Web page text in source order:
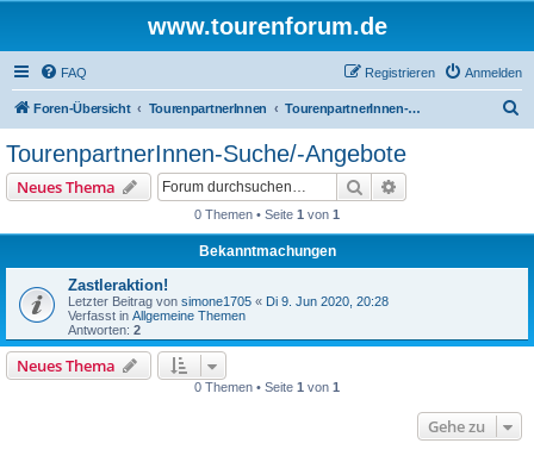
www.tourenforum.de
FAQ Anmelden
Registrieren
Foren-Übersicht TourenpartnerInnen TourenpartnerInnen-Suche/-Angebote
TourenpartnerInnen-Suche/-Angebote
Neues Thema Suche
0 Themen • Seite 1 von 1
Bekanntmachungen
Zastleraktion!
Letzter Beitrag von simone1705 « Di 9. Jun 2020, 20:28
Verfasst in Allgemeine Themen
Antworten: 2
Neues Thema
0 Themen • Seite 1 von 1
Gehe zu